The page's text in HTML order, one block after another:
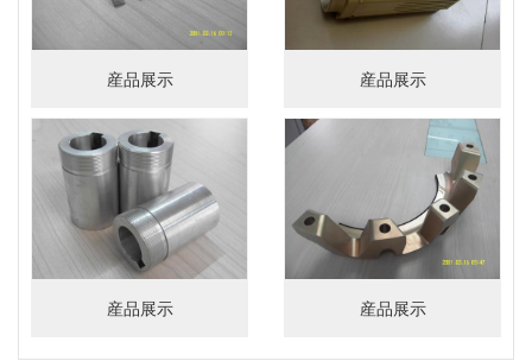
産品展示 産品展示
産品展示 産品展示